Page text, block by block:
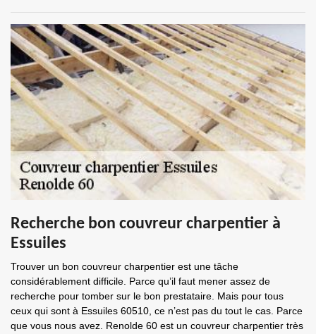
Recherche bon couvreur charpentier à
Essuiles
Trouver un bon couvreur charpentier est une tâche
considérablement difficile. Parce qu’il faut mener assez de
recherche pour tomber sur le bon prestataire. Mais pour tous
ceux qui sont à Essuiles 60510, ce n’est pas du tout le cas. Parce
que vous nous avez. Renolde 60 est un couvreur charpentier très